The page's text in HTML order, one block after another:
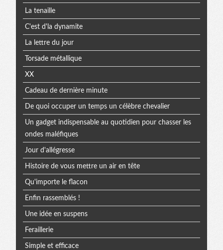
La tenaille
C'est d'la dynamite
La lettre du jour
Torsade métallique
XX
Cadeau de dernière minute
De quoi occuper un temps un célèbre chevalier
Un gadget indispensable au quotidien pour chasser les
ondes maléfiques
Jour d'allégresse
Histoire de vous mettre un air en tête
Qu'importe le flacon
Enfin rassemblés !
Une idée en suspens
Feraillerie
Simple et efficace